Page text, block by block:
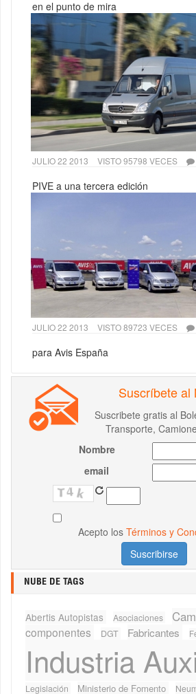
en el punto de mira
JULIO 22 2013 VISTO 95798 VECES
PIVE a una tercera edición
JULIO 22 2013 VISTO 89723 VECES
para Avis España
Suscríbete al
Suscribete gratis al
Transporte,
Nombre
email
Acepto los Términos y
NUBE DE TAGS
Abertis Autopistas Asociaciones
componentes DGT Fabricantes
Industria
Legislación
Ministerio de Fomento